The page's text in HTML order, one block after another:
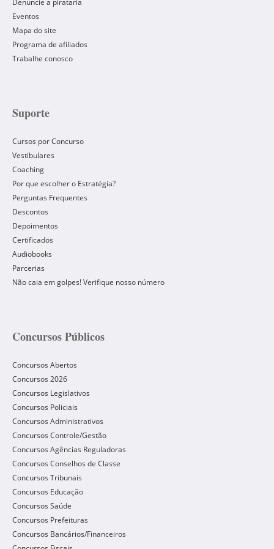
Denuncie a pirataria
Eventos
Mapa do site
Programa de afiliados
Trabalhe conosco
Suporte
Cursos por Concurso
Vestibulares
Coaching
Por que escolher o Estratégia?
Perguntas Frequentes
Descontos
Depoimentos
Certificados
Audiobooks
Parcerias
Não caia em golpes! Verifique nosso número
Concursos Públicos
Concursos Abertos
Concursos 2026
Concursos Legislativos
Concursos Policiais
Concursos Administrativos
Concursos Controle/Gestão
Concursos Agências Reguladoras
Concursos Conselhos de Classe
Concursos Tribunais
Concursos Educação
Concursos Saúde
Concursos Prefeituras
Concursos Bancários/Financeiros